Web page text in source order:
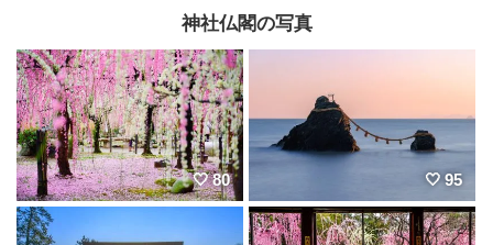
神社仏閣の写真
80 95